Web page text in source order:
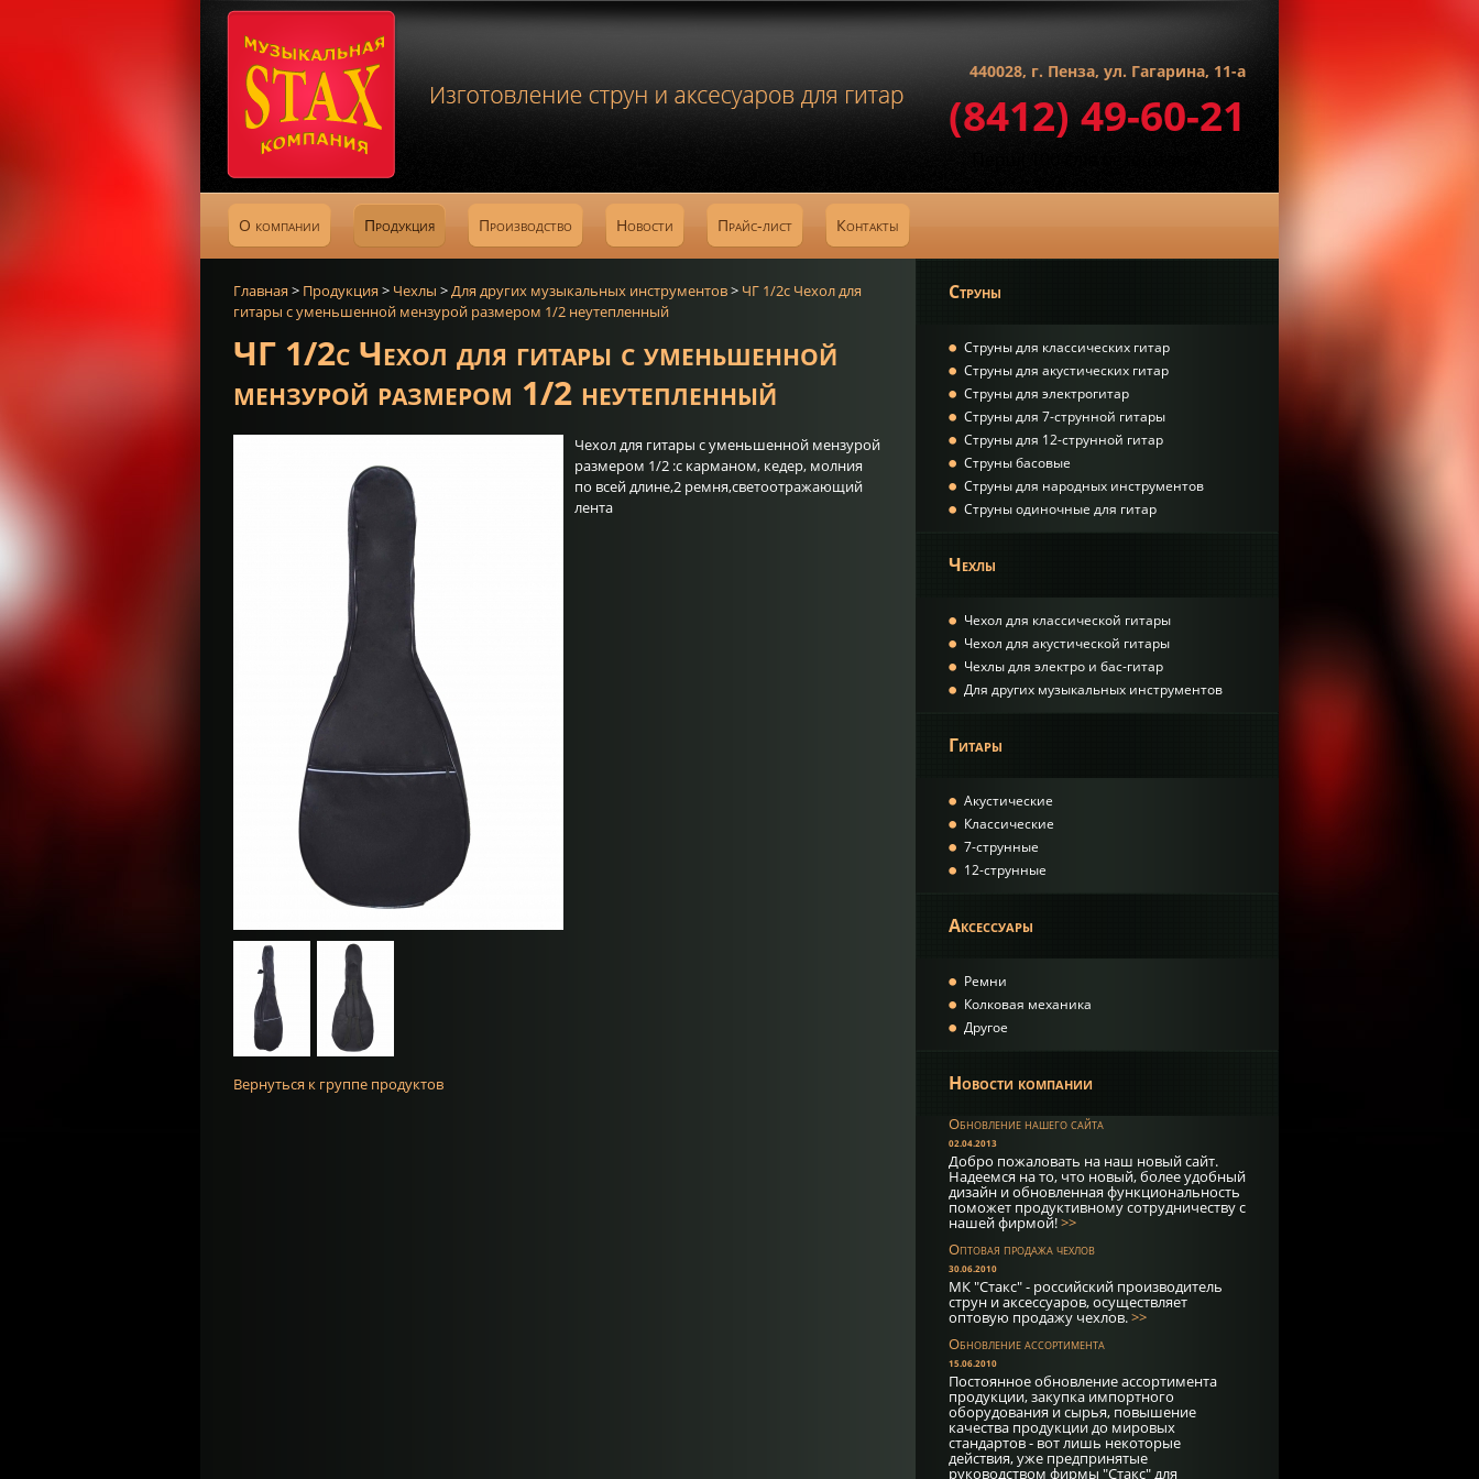
440028, г. Пенза, ул. Гагарина, 11-а
(8412) 49-60-21
О компании Продукция Производство Новости Прайс-лист Контакты
Главная > Продукция > Чехлы >Для других музыкальных инструментов> ЧГ 1/2c Чехол для
гитары с уменьшенной мензурой размером 1/2 неутепленный
ЧГ 1/2c Чехол для гитары с уменьшенной
мензурой размером 1/2 неутепленный
Чехол для гитары с уменьшенной мензурой
размером 1/2 :с карманом, кедер, молния
по всей длине,2 ремня,светоотражающий
лента
Вернуться к группе продуктов
Струны
Струны для классических гитар
Струны для акустических гитар
Струны для электрогитар
Струны для 7-струнной гитары
Струны для 12-струнной гитар
Струны басовые
Струны для народных инструментов
Струны одиночные для гитар
Чехлы
Чехол для классической гитары
Чехол для акустической гитары
Чехлы для электро и бас-гитар
Для других музыкальных инструментов
Гитары
Акустические
Классические
7-струнные
12-струнные
Аксессуары
Ремни
Колковая механика
Другое
Новости компании
Обновление нашего сайта
02.04.2013
Добро пожаловать на наш новый сайт.
Надеемся на то, что новый, более удобный
дизайн и обновленная функциональность
поможет продуктивному сотрудничеству с
нашей фирмой!>>
Оптовая продажа чехлов
30.06.2010
МК "Стакс" - российский производитель
струн и аксессуаров, осуществляет
оптовую продажу чехлов.>>
Обновление ассортимента
15.06.2010
Постоянное обновление ассортимента
продукции, закупка импортного
оборудования и сырья, повышение
качества продукции до мировых
стандартов - вот лишь некоторые
действия, уже предпринятые
руководством фирмы "Стакс" для